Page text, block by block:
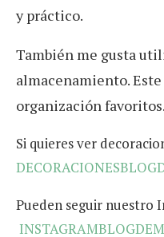
y práctico.
También me gusta
almacenamiento.
organización favoritos.
Si quieres ver
Pueden seguir nuestro